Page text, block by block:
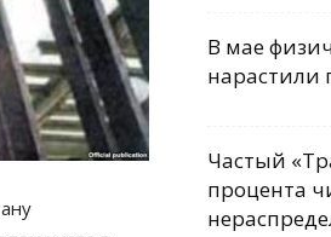
В мае
Частый
процента